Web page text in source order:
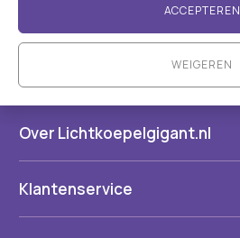
ACCEPTEREN
WEIGEREN
Over Lichtkoepelgigant.nl
Klantenservice